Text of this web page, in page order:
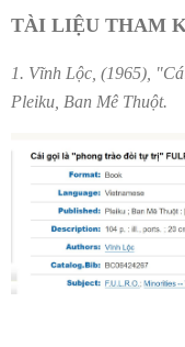
TÀI LIỆU THAM
1. Vĩnh Lộc, (1965),
Pleiku, Ban Mê Thuột.